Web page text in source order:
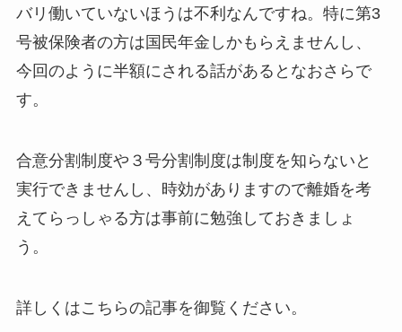
バリ働いていないほうは不利なんですね。特に第3
号被保険者の方は国民年金しかもらえませんし、
今回のように半額にされる話があるとなおさらで
す。
合意分割制度や３号分割制度は制度を知らないと
実行できませんし、時効がありますので離婚を考
えてらっしゃる方は事前に勉強しておきましょ
う。
詳しくはこちらの記事を御覧ください。